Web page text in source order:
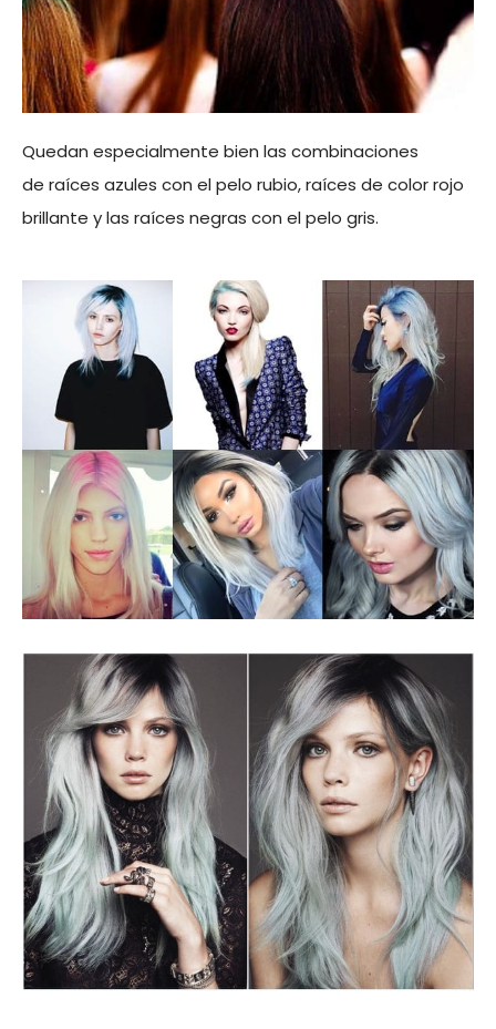
Quedan especialmente bien las combinaciones
de raíces azules con el pelo rubio, raíces de color rojo
brillante y las raíces negras con el pelo gris.